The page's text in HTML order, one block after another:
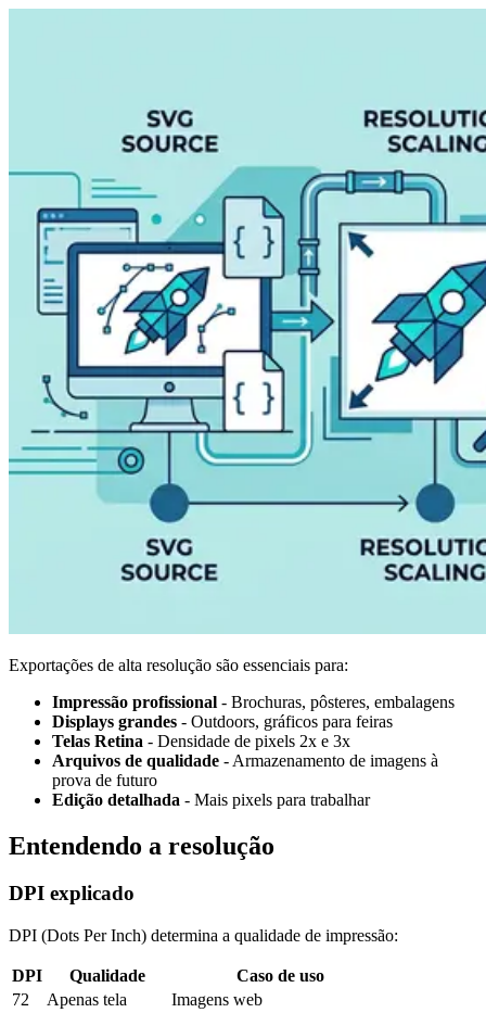
Exportações de alta resolução são essenciais para:
Impressão profissional - Brochuras, pôsteres, embalagens
Displays grandes - Outdoors, gráficos para feiras
Telas Retina - Densidade de pixels 2x e 3x
Arquivos de qualidade - Armazenamento de imagens à
prova de futuro
Edição detalhada - Mais pixels para trabalhar
Entendendo a resolução
DPI explicado
DPI (Dots Per Inch) determina a qualidade de impressão:
DPI Qualidade
Caso de uso
72
Apenas tela
Imagens web